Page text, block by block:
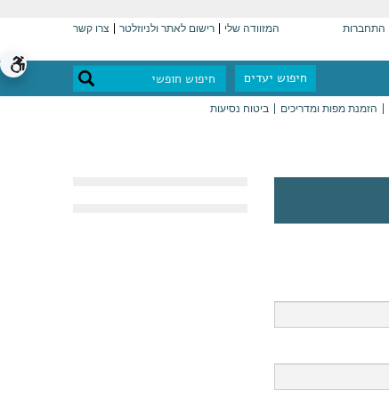
התחברות המזוודה שלי רישום לאתר ולניוזלטר צרו קשר
חיפוש יעדים
הזמנת מפות ומדריכים ביטוח נסיעות